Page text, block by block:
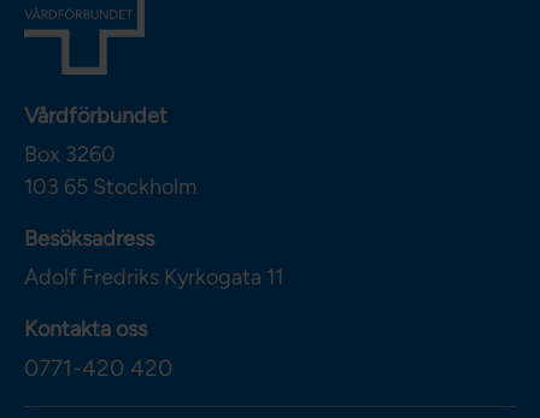
Vårdförbundet
Box 3260
103 65 Stockholm
Besöksadress
Adolf Fredriks Kyrkogata 11
Kontakta oss
0771-420 420